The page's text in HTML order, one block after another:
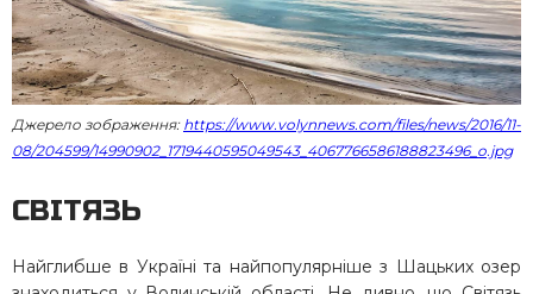
Джерело зображення: https://www.volynnews.com/files/news/2016/11-
08/204599/14990902_1719440595049543_4067766586188823496_o.jpg
СВІТЯЗЬ
Найглибше в Україні та найпопулярніше з Шацьких озер